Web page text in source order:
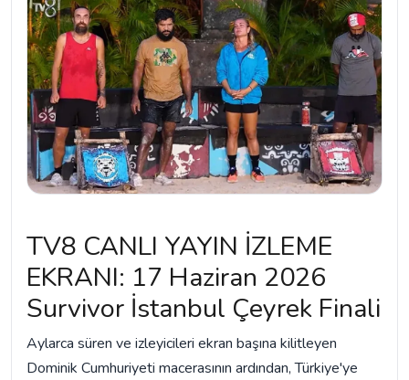
TV8 CANLI YAYIN İZLEME
EKRANI: 17 Haziran 2026
Survivor İstanbul Çeyrek Finali
Aylarca süren ve izleyicileri ekran başına kilitleyen
Dominik Cumhuriyeti macerasının ardından, Türkiye'ye